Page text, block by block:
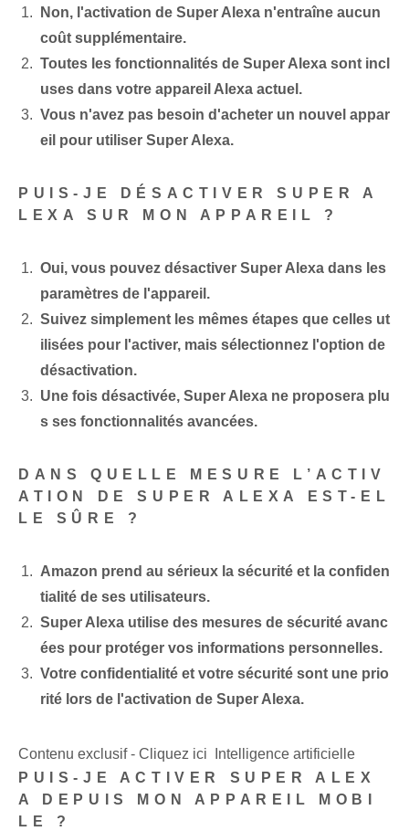
Non, l'activation de Super Alexa n'entraîne aucun
coût supplémentaire.
Toutes les fonctionnalités de Super Alexa sont incl
uses dans votre appareil Alexa actuel.
Vous n'avez pas besoin d'acheter un nouvel appar
eil pour utiliser Super Alexa.
PUIS-JE DÉSACTIVER SUPER A
LEXA SUR MON APPAREIL ?
Oui, vous pouvez désactiver Super Alexa dans les
paramètres de l'appareil.
Suivez simplement les mêmes étapes que celles ut
ilisées pour l'activer, mais sélectionnez l'option de
désactivation.
Une fois désactivée, Super Alexa ne proposera plu
s ses fonctionnalités avancées.
DANS QUELLE MESURE L’ACTIV
ATION DE SUPER ALEXA EST-EL
LE SÛRE ?
Amazon prend au sérieux la sécurité et la confiden
tialité de ses utilisateurs.
Super Alexa utilise des mesures de sécurité avanc
ées pour protéger vos informations personnelles.
Votre confidentialité et votre sécurité sont une prio
rité lors de l'activation de Super Alexa.
Contenu exclusif - Cliquez ici Intelligence artificielle
PUIS-JE ACTIVER SUPER ALEX
A DEPUIS MON APPAREIL MOBI
LE ?